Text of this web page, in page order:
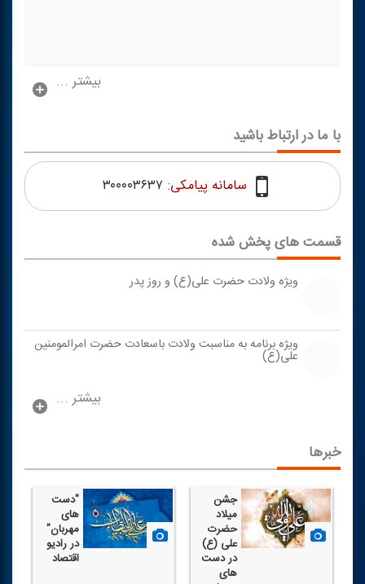
بیشتر ...
قسمت های پخش شده
ویژه ولادت حضرت علی(ع) و روز پدر
ویژه برنامه به مناسبت ولادت باسعادت حضرت امرالمومنین
علی(ع)
بیشتر ...
با ما در ارتباط باشید
سامانه پیامکی: ۳۰۰۰۰۳۶۳۷
خبرها
جشن
میلاد
حضرت
علی (ع)
در دست
های
"دست
های
مهربان"
در رادیو
اقتصاد